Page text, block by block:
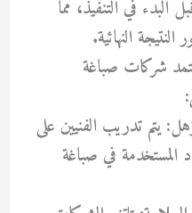
في التنفيذ، مما
النهائية.
شركات صباغة
يتم تدريب الفنيين على
المستخدمة في صباغة